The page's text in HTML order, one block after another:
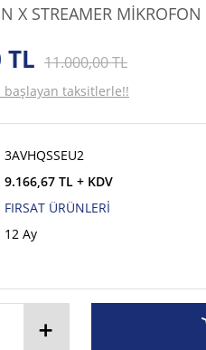
X STREAMER
TL 11.000,00 TL
başlayan taksitlerle!!
3AVHQSSEU2
9.166,67 TL + KDV
FIRSAT ÜRÜNLERİ
12 Ay
+